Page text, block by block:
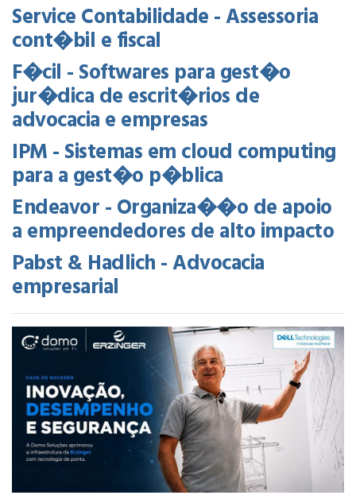
Service Contabilidade - Assessoria
cont�bil e fiscal
F�cil - Softwares para gest�o
jur�dica de escrit�rios de
advocacia e empresas
IPM - Sistemas em cloud computing
para a gest�o p�blica
Endeavor - Organiza��o de apoio
a empreendedores de alto impacto
Pabst & Hadlich - Advocacia
empresarial